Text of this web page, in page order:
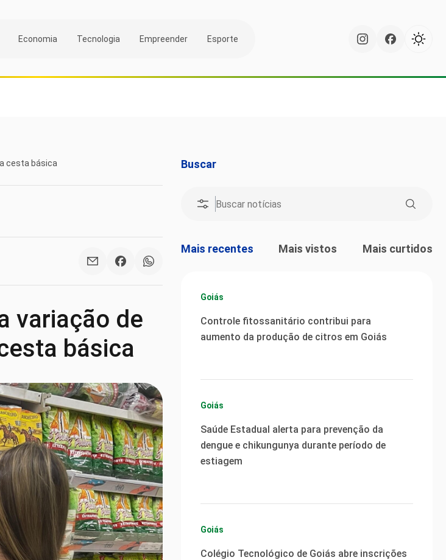
Economia Tecnologia Empreender Esporte
cesta básica
variação de
básica
Buscar
Mais recentes Mais vistos Mais curtidos
Goiás
Controle fitossanitário contribui para
aumento da produção de citros em Goiás
Goiás
Saúde Estadual alerta para prevenção da
dengue e chikungunya durante período de
estiagem
Goiás
Colégio Tecnológico de Goiás abre inscrições